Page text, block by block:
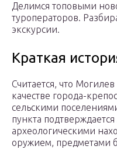
Делимся топовыми
туроператоров.
экскурсии.
Краткая
Считается, что
качестве города-
сельскими
пункта
археологическими
оружием, предметами